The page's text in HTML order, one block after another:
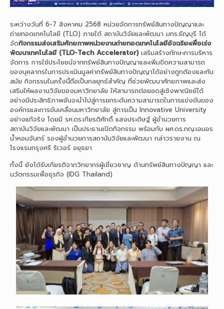
ระหว่างวันที่ 6-7 สิงหาคม 2568 หน่วยจัดการทรัพย์สินทางปัญญาและ
ถ่ายทอดเทคโนโลยี (TLO) ภายใต้ สถาบันวิจัยและพัฒนา มทร.ธัญบุรี ได้
จัดกิจกรรมส่งเสริมศักยภาพหน่วยงานถ่ายทอดเทคโนโลยีอัจฉริยะเพื่อเร่ง
พัฒนาเทคโนโลยี (TLO-Tech Accelerator)เสริมสร้างทักษะการบริหาร
จัดการ การใช้ประโยชน์จากทรัพย์สินทางปัญญาและเพิ่มขีดความสามารถ
ของบุคลากรในการประเมินมูลค่าทรัพย์สินทางปัญญาได้อย่างถูกต้องและทัน
สมัย กิจกรรมในครั้งนี้ถือเป็นกลยุทธ์สำคัญ ที่ช่วยพัฒนาศักยภาพและส่ง
เสริมให้ผลงานวิจัยของมหาวิทยาลัย ให้สามารถต่อยอดสู่เชิงพาณิชย์ได้
อย่างมีประสิทธิภาพอันจะนำไปสู่การยกระดับความสามารถในการแข่งขันของ
องค์กรและการขับเคลื่อนมหาวิทยาลัย สู่การเป็น Innovative University
อย่างแท้จริง โดยมี รศ.ดร.เกียรติศักดิ์ แสงประดิษฐ์ ผู้อำนวยการ
สถาบันวิจัยและพัฒนา เป็นประธานเปิดกิจกรรม พร้อมกับ ผศ.ดร.ภญ.เอมอร
น้ำหอมจันทร์ รองผู้อำนวยการสถาบันวิจัยและพัฒนา กล่าวรายงาน ณ
โรงแรมกรุงศรี ริเวอร์ อยุธยา
ทั้งนี้ ยังได้รับเกียรติจากวิทยากรผู้เชี่ยวชาญ ด้านทรัพย์สินทางปัญญา และ
นวัตกรรมเพื่อธุรกิจ (IDG Thailand)